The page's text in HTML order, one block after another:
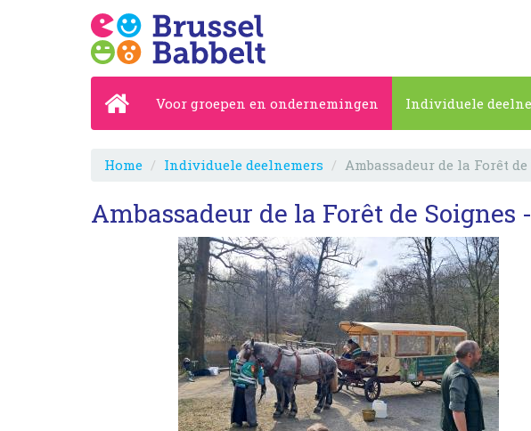
Voor groepen en ondernemingen Individuele
Home Individuele deelnemers Ambassadeur de la Forêt
Ambassadeur de la Forêt de